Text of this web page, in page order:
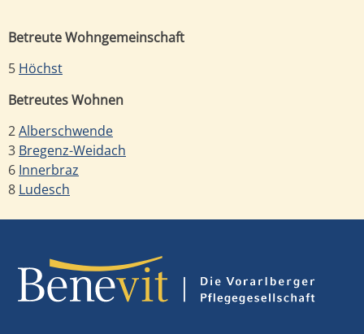
Betreute Wohngemeinschaft
5 Höchst
Betreutes Wohnen
2Alberschwende
3 Bregenz-Weidach
6 Innerbraz
8 Ludesch